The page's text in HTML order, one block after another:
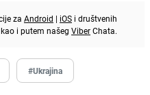
za Android | iOS i društvenih
kao i putem našeg ViberChata.
#Ukrajina